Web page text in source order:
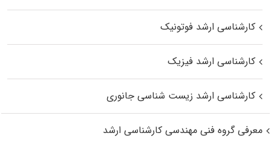
کارشناسی ارشد فوتونیک
کارشناسی ارشد فیزیک
کارشناسی ارشد زیست‌ شناسی جانوری
معرفی گروه فنی مهندسی کارشناسی ارشد